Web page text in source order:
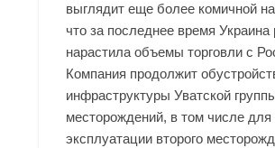
выглядит еще более комичной
что за последнее время Украина
нарастила объемы торговли с
Компания продолжит
инфраструктуры Уватской
месторождений, в том числе для
эксплуатации второго